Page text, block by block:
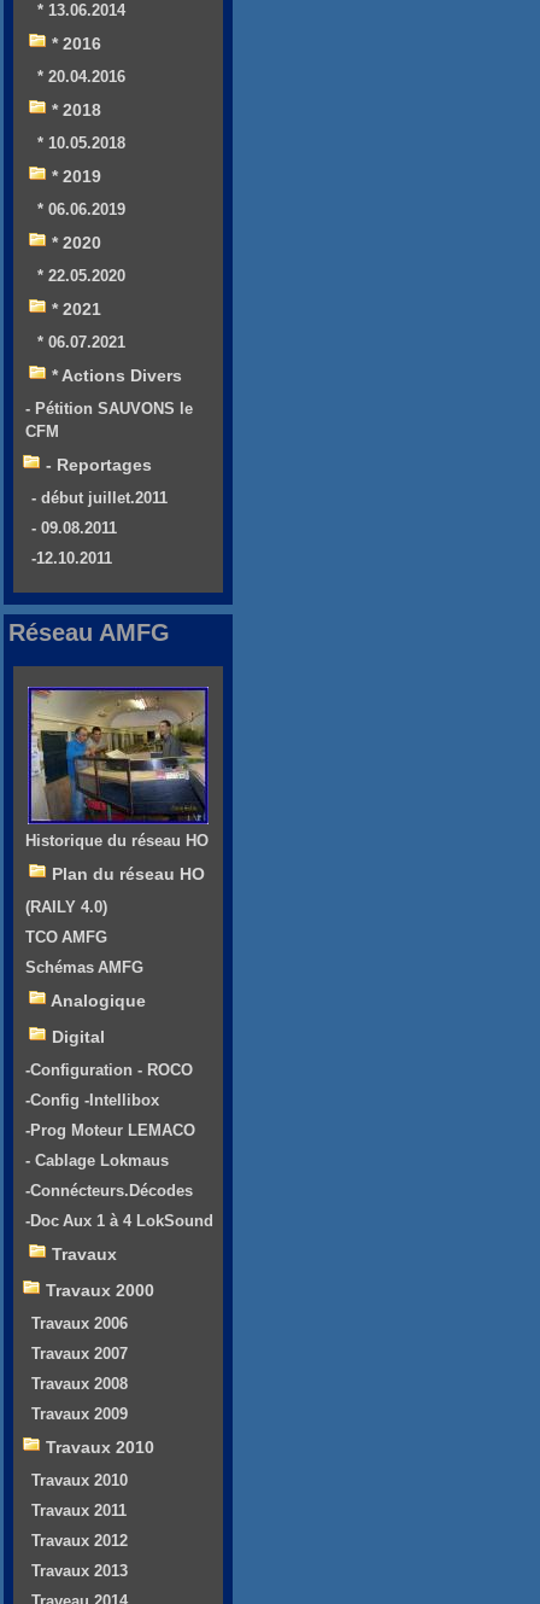
* 13.06.2014
* 2016
* 20.04.2016
* 2018
* 10.05.2018
* 2019
* 06.06.2019
* 2020
* 22.05.2020
* 2021
* 06.07.2021
* Actions Divers
- Pétition SAUVONS le
CFM
- Reportages
- début juillet.2011
- 09.08.2011
-12.10.2011
Réseau AMFG
Historique du réseau HO
Plan du réseau HO
(RAILY 4.0)
TCO AMFG
Schémas AMFG
Analogique
Digital
-Configuration - ROCO
-Config -Intellibox
-Prog Moteur LEMACO
- Cablage Lokmaus
-Connécteurs.Décodes
-Doc Aux 1 à 4 LokSound
Travaux
Travaux 2000
Travaux 2006
Travaux 2007
Travaux 2008
Travaux 2009
Travaux 2010
Travaux 2010
Travaux 2011
Travaux 2012
Travaux 2013